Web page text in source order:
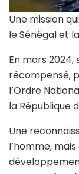
Une mission
le Sénégal et
En mars
récompensé,
l’Ordre
la République
Une
l’homme,